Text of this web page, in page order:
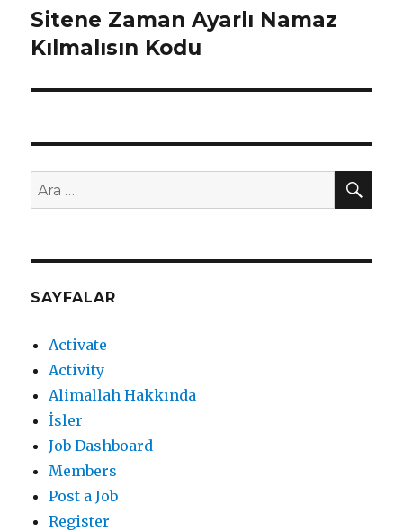
Sonraki
yazı:
Sitene Zaman Ayarlı Namaz
Kılmalısın Kodu
Ara:
SAYFALAR
Activate
Activity
Alimallah Hakkında
İsler
Job Dashboard
Members
Post a Job
Register